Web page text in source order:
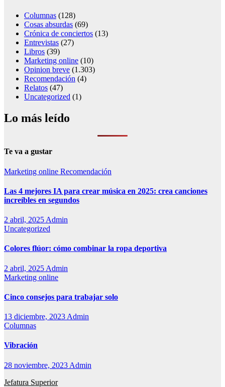
Columnas (128)
Cosas absurdas (69)
Crónica de conciertos (13)
Entrevistas (27)
Libros (39)
Marketing online (10)
Opinion breve (1.303)
Recomendación (4)
Relatos (47)
Uncategorized (1)
Lo más leído
Te va a gustar
Marketing online Recomendación
Las 4 mejores IA para crear música en 2025: crea canciones
increíbles en segundos
2 abril, 2025 Admin
Uncategorized
Colores flúor: cómo combinar la ropa deportiva
2 abril, 2025 Admin
Marketing online
Cinco consejos para trabajar solo
13 diciembre, 2023 Admin
Columnas
Vibración
28 noviembre, 2023 Admin
Jefatura Superior